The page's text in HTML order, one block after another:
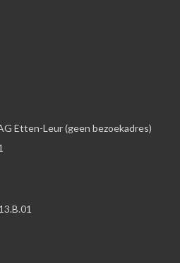
Etten-Leur (geen bezoekadres)